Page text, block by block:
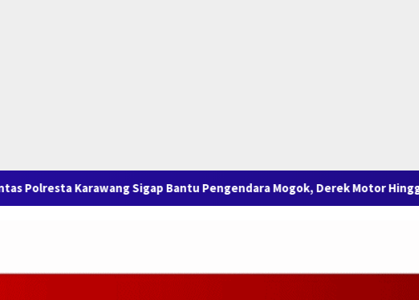
Sigap Bantu Pengendara Mogok, Derek Motor Hingga SPBU Terdekat